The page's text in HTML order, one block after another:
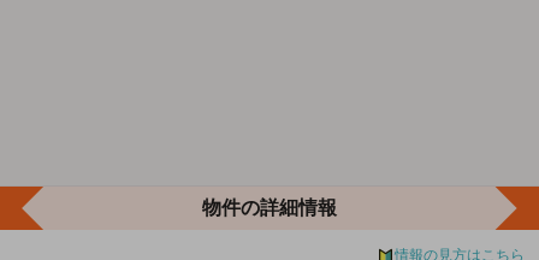
物件の詳細情報
情報の見方はこちら